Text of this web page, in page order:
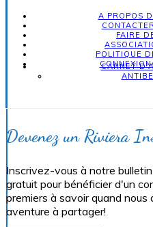
A PROPOS
FAIRE
POLITIQUE
CARNET
Devenez un Riviera
Inscrivez-vous à notre
gratuit pour bénéficier d'un
premiers à savoir quand
aventure à partager!